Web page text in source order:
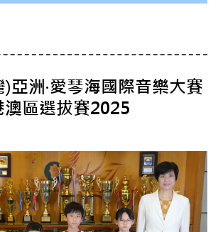
亞洲‧愛琴海國際音樂大賽
澳區選拔賽2025